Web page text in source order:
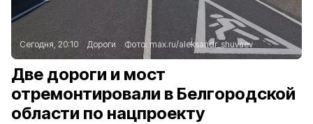
Сегодня, 20:10 Дороги Фото:max.ru/aleksandr_shuvaev
Две дороги и мост
отремонтировали в Белгородской
области по нацпроекту